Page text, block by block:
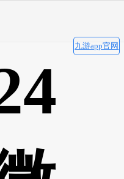
九游app官网